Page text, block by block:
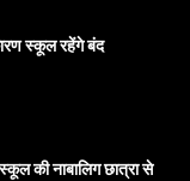
स्कूल रहेंगे बंद
की नाबालिग छात्रा से